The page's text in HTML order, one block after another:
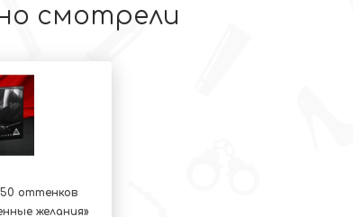
смотрели
оттенков
желания»